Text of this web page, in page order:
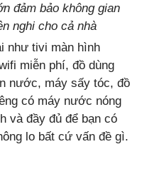
đảm bảo không gian
nghi cho cả nhà
như tivi màn hình
miễn phí, đồ dùng
nước, máy sấy tóc, đồ
có máy nước nóng
và đầy đủ để bạn có
lo bất cứ vấn đề gì.